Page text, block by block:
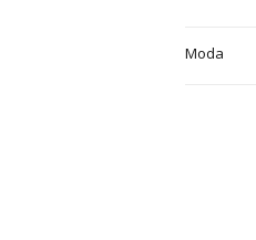
Moda